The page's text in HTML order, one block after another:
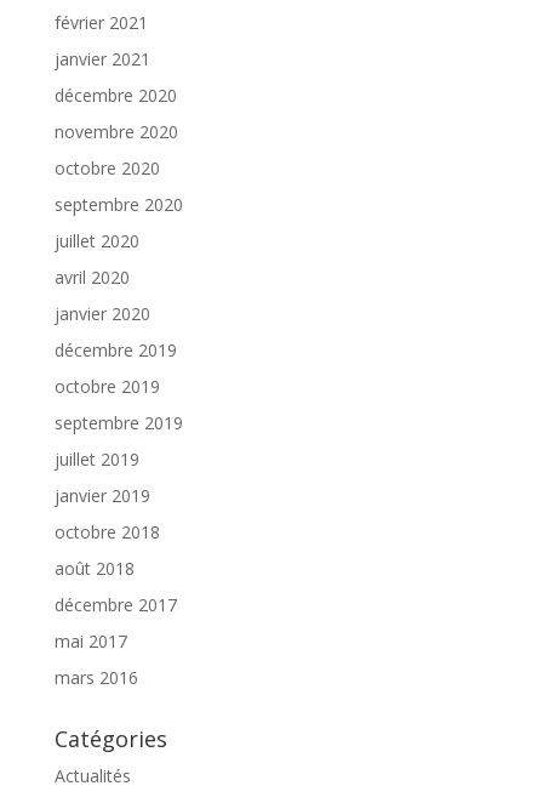
février 2021
janvier 2021
décembre 2020
novembre 2020
octobre 2020
septembre 2020
juillet 2020
avril 2020
janvier 2020
décembre 2019
octobre 2019
septembre 2019
juillet 2019
janvier 2019
octobre 2018
août 2018
décembre 2017
mai 2017
mars 2016
Catégories
Actualités